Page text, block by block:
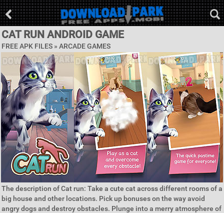
CAT RUN ANDROID GAME
FREE APK FILES » ARCADE GAMES
The description of Cat run: Take a cute cat across different rooms of a
big house and other locations. Pick up bonuses on the way avoid
angry dogs and destroy obstacles. Plunge into a merry atmosphere of